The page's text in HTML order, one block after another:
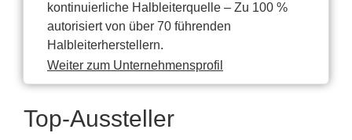
kontinuierliche Halbleiterquelle – Zu 100 %
autorisiert von über 70 führenden
Halbleiterherstellern.
Weiter zum Unternehmensprofil
Top-Aussteller